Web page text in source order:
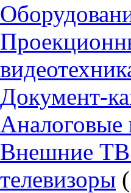
Документ-
Аналоговые
Внешние ТВ
телевизоры